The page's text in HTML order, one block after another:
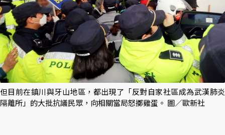
但目前在鎮川與牙山地區，都出現了「反對自家社區成為武漢肺炎
隔離所」的大批抗議民眾，向相關當局怒擲雞蛋。 圖／歐新社